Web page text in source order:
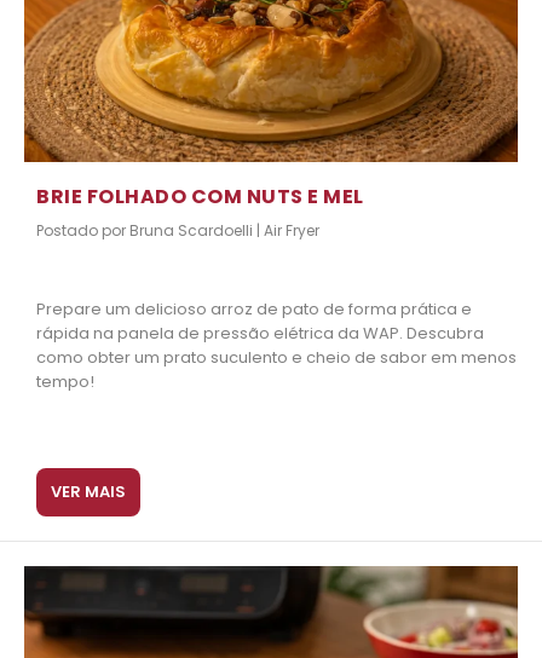
BRIE FOLHADO COM NUTS E MEL
Postado por Bruna Scardoelli | Air Fryer
Prepare um delicioso arroz de pato de forma prática e
rápida na panela de pressão elétrica da WAP. Descubra
como obter um prato suculento e cheio de sabor em menos
tempo!
VER MAIS